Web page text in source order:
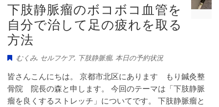
下肢静脈瘤のボコボコ血管を
自分で治して足の疲れを取る
方法
むくみ, セルフケア, 下肢静脈瘤, 本日の予約状況
皆さんこんにちは。 京都市北区にあります もり鍼灸整
骨院 院長の森と申します。 今回のテーマは「下肢静脈
瘤を良くするストレッチ」についてです。 下肢静脈瘤と